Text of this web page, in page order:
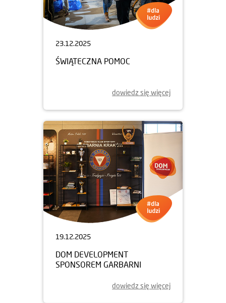
23.12.2025
ŚWIĄTECZNA POMOC
dowiedz się więcej
19.12.2025
DOM DEVELOPMENT
SPONSOREM GARBARNI
dowiedz się więcej